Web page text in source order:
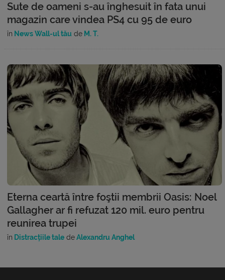
Sute de oameni s-au înghesuit în fata unui
magazin care vindea PS4 cu 95 de euro
în News Wall-ul tău de M. T.
Eterna ceartă între foştii membrii Oasis: Noel
Gallagher ar fi refuzat 120 mil. euro pentru
reunirea trupei
în Distracțiile tale deAlexandru Anghel